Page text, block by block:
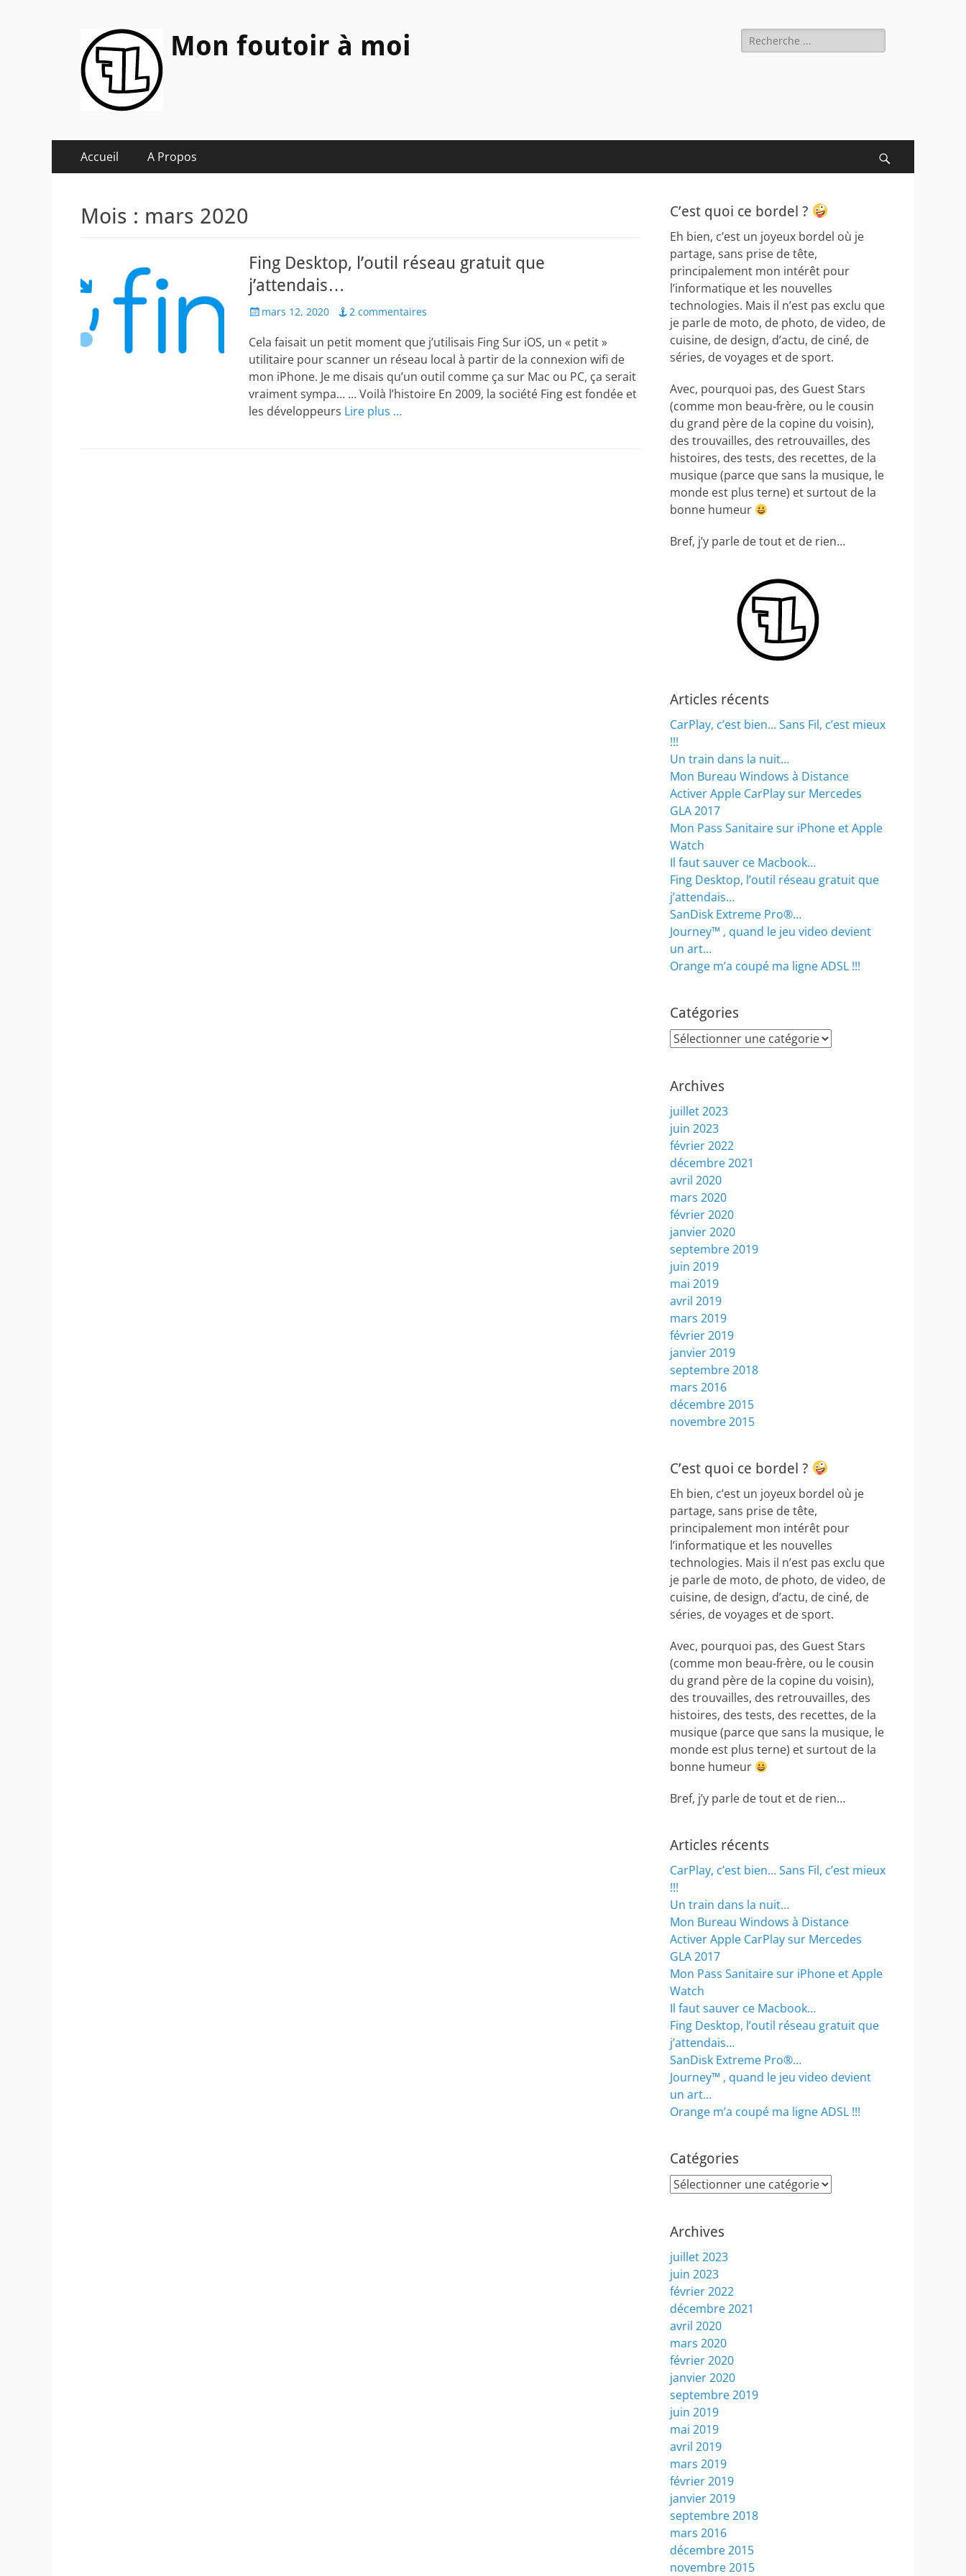
Mon foutoir à moi Rechercher :
Menu
principal
Accueil A Propos
Mois : mars 2020
Fing Desktop, l’outil réseau gratuit que
j’attendais…
Posted
mars 12, 2020 2 commentaires
Cela faisait un petit moment que j’utilisais Fing Sur iOS, un « petit »
utilitaire pour scanner un réseau local à partir de la connexion wifi de
mon iPhone. Je me disais qu’un outil comme ça sur Mac ou PC, ça serait
vraiment sympa… … Voilà l’histoire En 2009, la société Fing est fondée et
les développeurs Lire plus …
C’est quoi ce bordel ?
Eh bien, c’est un joyeux bordel où je
partage, sans prise de tête,
principalement mon intérêt pour
l’informatique et les nouvelles
technologies. Mais il n’est pas exclu que
je parle de moto, de photo, de video, de
cuisine, de design, d’actu, de ciné, de
séries, de voyages et de sport.
Avec, pourquoi pas, des Guest Stars
(comme mon beau-frère, ou le cousin
du grand père de la copine du voisin),
des trouvailles, des retrouvailles, des
histoires, des tests, des recettes, de la
musique (parce que sans la musique, le
monde est plus terne) et surtout de la
bonne humeur
Bref, j’y parle de tout et de rien…
Articles récents
CarPlay, c’est bien… Sans Fil, c’est mieux
!!!
Un train dans la nuit…
Mon Bureau Windows à Distance
Activer Apple CarPlay sur Mercedes
GLA 2017
Mon Pass Sanitaire sur iPhone et Apple
Watch
Il faut sauver ce Macbook…
Fing Desktop, l’outil réseau gratuit que
j’attendais…
SanDisk Extreme Pro®…
Journey™ , quand le jeu video devient
un art…
Orange m’a coupé ma ligne ADSL !!!
Catégories
Catégories
Archives
juillet 2023
juin 2023
février 2022
décembre 2021
avril 2020
mars 2020
février 2020
janvier 2020
septembre 2019
juin 2019
mai 2019
avril 2019
mars 2019
février 2019
janvier 2019
septembre 2018
mars 2016
décembre 2015
novembre 2015
C’est quoi ce bordel ?
Eh bien, c’est un joyeux bordel où je
partage, sans prise de tête,
principalement mon intérêt pour
l’informatique et les nouvelles
technologies. Mais il n’est pas exclu que
je parle de moto, de photo, de video, de
cuisine, de design, d’actu, de ciné, de
séries, de voyages et de sport.
Avec, pourquoi pas, des Guest Stars
(comme mon beau-frère, ou le cousin
du grand père de la copine du voisin),
des trouvailles, des retrouvailles, des
histoires, des tests, des recettes, de la
musique (parce que sans la musique, le
monde est plus terne) et surtout de la
bonne humeur
Bref, j’y parle de tout et de rien…
Articles récents
CarPlay, c’est bien… Sans Fil, c’est mieux
!!!
Un train dans la nuit…
Mon Bureau Windows à Distance
Activer Apple CarPlay sur Mercedes
GLA 2017
Mon Pass Sanitaire sur iPhone et Apple
Watch
Il faut sauver ce Macbook…
Fing Desktop, l’outil réseau gratuit que
j’attendais…
SanDisk Extreme Pro®…
Journey™ , quand le jeu video devient
un art…
Orange m’a coupé ma ligne ADSL !!!
Catégories
Catégories
Archives
juillet 2023
juin 2023
février 2022
décembre 2021
avril 2020
mars 2020
février 2020
janvier 2020
septembre 2019
juin 2019
mai 2019
avril 2019
mars 2019
février 2019
janvier 2019
septembre 2018
mars 2016
décembre 2015
novembre 2015